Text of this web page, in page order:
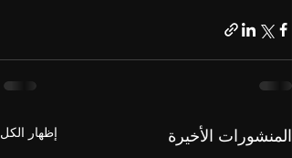
المنشورات الأخيرة إظهار الكل